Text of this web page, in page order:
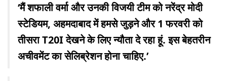
‘मैं शफाली वर्मा और उनकी विजयी टीम को नरेंद्र मोदी
स्टेडियम, अहमदाबाद में हमसे जुड़ने और 1 फरवरी को
तीसरा T20I देखने के लिए न्यौता दे रहा हूं. इस बेहतरीन
अचीवमेंट का सेलिब्रेशन होना चाहिए.’